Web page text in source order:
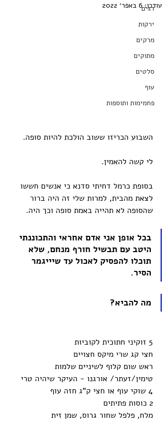
דגים
ירקות
מרקים
מתוקים
סלטים
עוף
פחמימות ותוספות
עודכן:6 באפר׳ 2022
השבוע הכריזו ששוב הולכת להיות סופה.
לי קשה להאמין.
בסופת כרמל דחיתי סדנא כי אנשים חששו
לצאת מהבית, למרות שלי זה היה ברור
שהסופה לא תהייה באמת סופה וכך היה.
בכל אופן אני אדם אחראי והתכוננתי
היטב עם תבשיל חורף מנחם, שלא
תוכלו להפסיק לאכול עד שיייגמר
הסיר.
מה להביא?
5 זוקיני חתוכית לקוביות
חצי קג שרי מיקס חצויים
ראש שום קלוף לשיניים שלמות
טימין/זעתר/ אורגנו - העיקר שיהיה טרי
4 שוקי עוף או חצי ק"ג חזה עוף
2 כוסות פתיתים
מלח, פלפל שחור גרוס, שמן זית